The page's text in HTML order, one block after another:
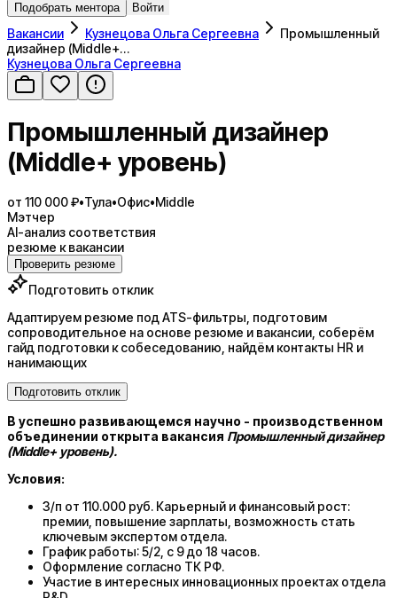
Подобрать ментора Войти
Вакансии Кузнецова Ольга Сергеевна
Промышленный
дизайнер (Middle+…
Кузнецова Ольга Сергеевна
Промышленный дизайнер
(Middle+ уровень)
от 110 000 ₽•Тула•Офис•Middle
Мэтчер
AI-анализ соответствия
резюме к вакансии
Проверить резюме
Подготовить отклик
Адаптируем резюме под ATS-фильтры, подготовим
сопроводительное на основе резюме и вакансии, соберём
гайд подготовки к собеседованию, найдём контакты HR и
нанимающих
Подготовить отклик
В успешно развивающемся научно - производственном
объединении открыта вакансия Промышленный дизайнер
(Middle+ уровень).
Условия:
З/п от 110.000 руб. Карьерный и финансовый рост:
премии, повышение зарплаты, возможность стать
ключевым экспертом отдела.
График работы: 5/2, с 9 до 18 часов.
Оформление согласно ТК РФ.
Участие в интересных инновационных проектах отдела